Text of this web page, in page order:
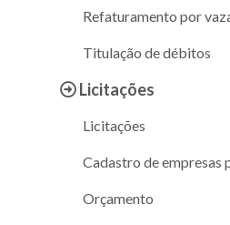
Refaturamento por
Titulação de débitos
Licitações
Licitações
Cadastro de empresas
Orçamento